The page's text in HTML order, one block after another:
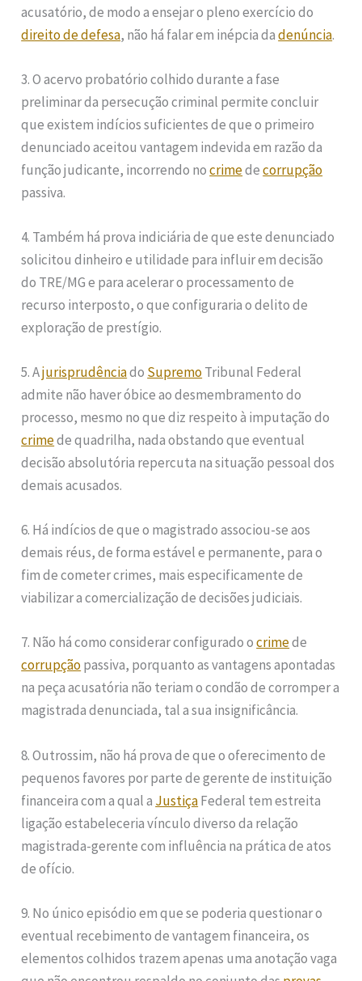
acusatório, de modo a ensejar o pleno exercício do
direito de defesa, não há falar em inépcia dadenúncia.
3. O acervo probatório colhido durante a fase
preliminar da persecução criminal permite concluir
que existem indícios suficientes de que o primeiro
denunciado aceitou vantagem indevida em razão da
função judicante, incorrendo nocrimedecorrupção
passiva.
4. Também há prova indiciária de que este denunciado
solicitou dinheiro e utilidade para influir em decisão
do TRE/MG e para acelerar o processamento de
recurso interposto, o que configuraria o delito de
exploração de prestígio.
5. Ajurisprudênciado SupremoTribunal Federal
admite não haver óbice ao desmembramento do
processo, mesmo no que diz respeito à imputação do
crimede quadrilha, nada obstando que eventual
decisão absolutória repercuta na situação pessoal dos
demais acusados.
6. Há indícios de que o magistrado associou-se aos
demais réus, de forma estável e permanente, para o
fim de cometer crimes, mais especificamente de
viabilizar a comercialização de decisões judiciais.
7. Não há como considerar configurado ocrimede
corrupçãopassiva, porquanto as vantagens apontadas
na peça acusatória não teriam o condão de corromper a
magistrada denunciada, tal a sua insignificância.
8. Outrossim, não há prova de que o oferecimento de
pequenos favores por parte de gerente de instituição
financeira com a qual a JustiçaFederal tem estreita
ligação estabeleceria vínculo diverso da relação
magistrada-gerente com influência na prática de atos
de ofício.
9. No único episódio em que se poderia questionar o
eventual recebimento de vantagem financeira, os
elementos colhidos trazem apenas uma anotação vaga